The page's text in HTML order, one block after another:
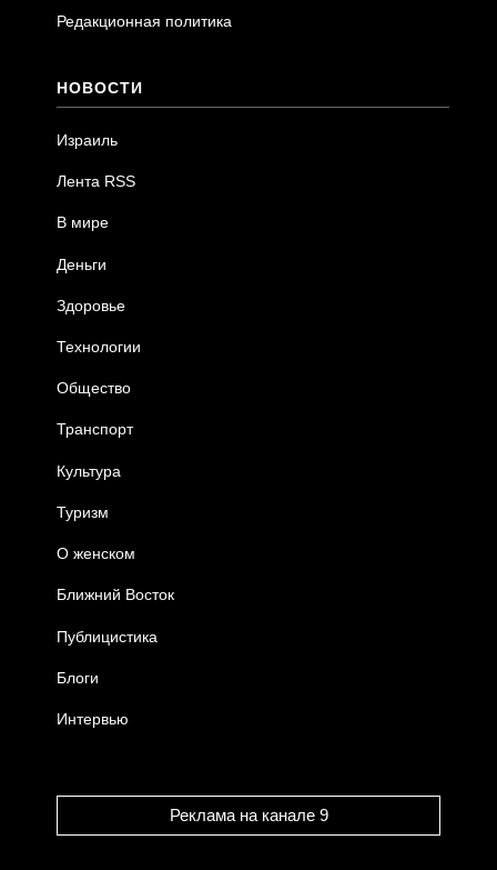
Редакционная политика
НОВОСТИ
Израиль
Лента RSS
В мире
Деньги
Здоровье
Технологии
Общество
Транспорт
Культура
Туризм
О женском
Ближний Восток
Публицистика
Блоги
Интервью
Реклама на канале 9